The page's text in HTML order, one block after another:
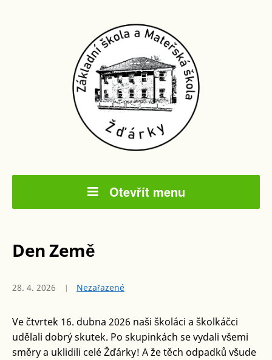
Otevřít menu
Den Země
28. 4. 2026 Nezařazené
Ve čtvrtek 16. dubna 2026 naši školáci a školkáčci
udělali dobrý skutek. Po skupinkách se vydali všemi
směry a uklidili celé Žďárky! A že těch odpadků všude